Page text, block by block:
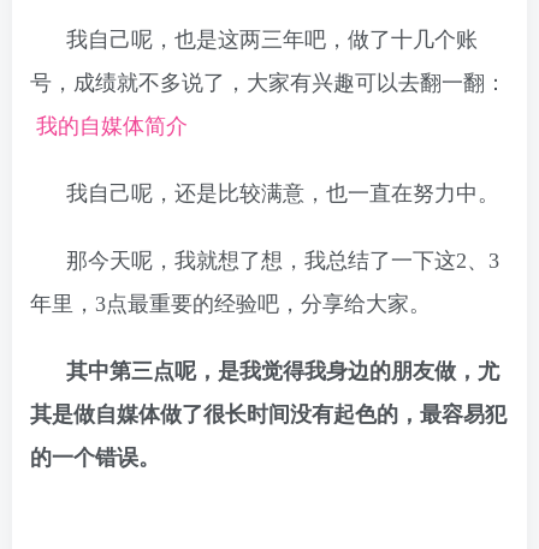
我自己呢，也是这两三年吧，做了十几个账
号，成绩就不多说了，大家有兴趣可以去翻一翻：​
​​我的自媒体简介​
我自己呢，还是比较满意，也一直在努力中。
那今天呢，我就想了想，我总结了一下这2、3
年里，3点最重要的经验吧，分享给大家。
其中第三点呢，是我觉得我身边的朋友做，尤
其是做自媒体做了很长时间没有起色的，最容易犯
的一个错误。